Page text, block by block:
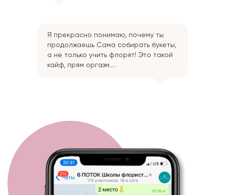
Я прекрасно понимаю, почему ты
продолжаешь Сама собирать букеты,
а не только учить флорят! Это такой
кайф, прям оргазм....